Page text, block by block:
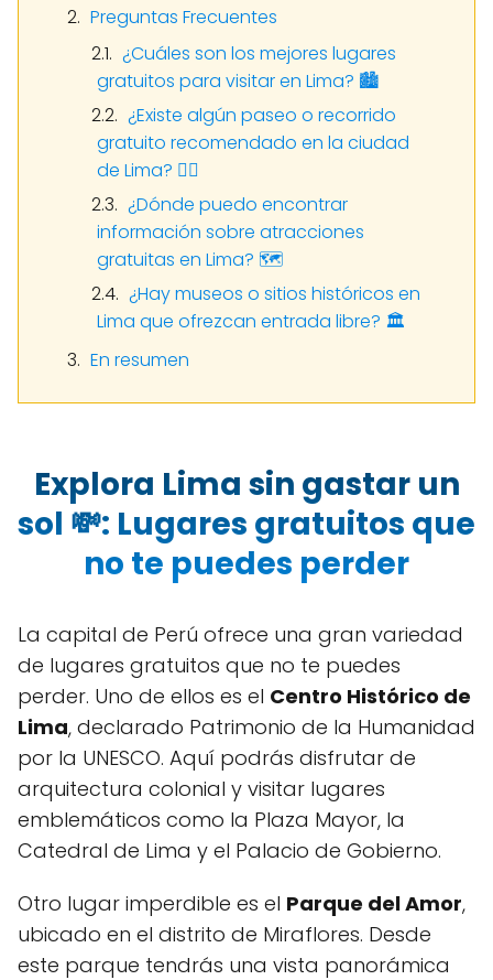
Preguntas Frecuentes
¿Cuáles son los mejores lugares
gratuitos para visitar en Lima? 🏙️
¿Existe algún paseo o recorrido
gratuito recomendado en la ciudad
de Lima? 🚶‍♂️
¿Dónde puedo encontrar
información sobre atracciones
gratuitas en Lima? 🗺️
¿Hay museos o sitios históricos en
Lima que ofrezcan entrada libre? 🏛️
En resumen
Explora Lima sin gastar un
sol 💸: Lugares gratuitos que
no te puedes perder
La capital de Perú ofrece una gran variedad
de lugares gratuitos que no te puedes
perder. Uno de ellos es el Centro Histórico de
Lima, declarado Patrimonio de la Humanidad
por la UNESCO. Aquí podrás disfrutar de
arquitectura colonial y visitar lugares
emblemáticos como la Plaza Mayor, la
Catedral de Lima y el Palacio de Gobierno.
Otro lugar imperdible es el Parque del Amor,
ubicado en el distrito de Miraflores. Desde
este parque tendrás una vista panorámica